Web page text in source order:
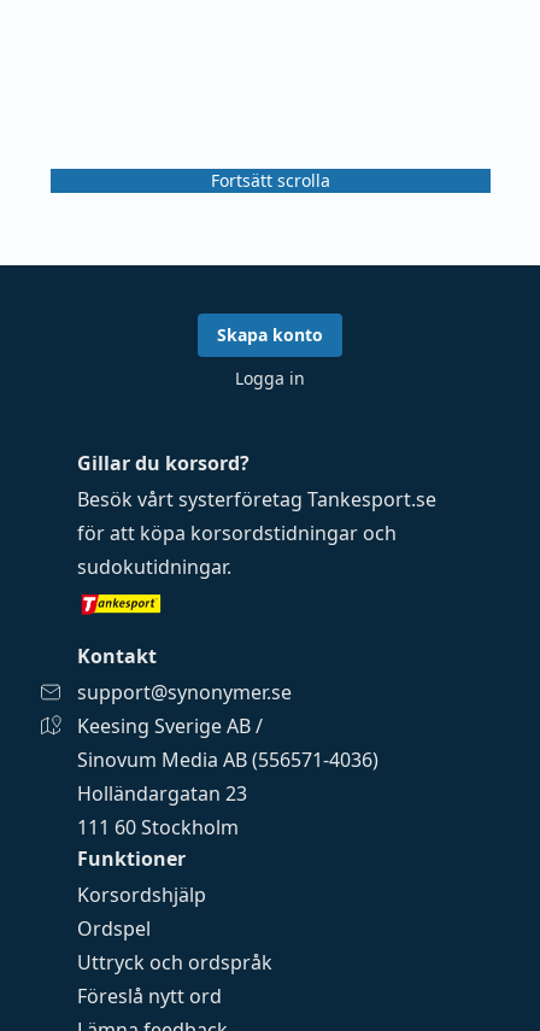
Fortsätt scrolla
Funktioner
Korsordshjälp
Ordspel
Uttryck och ordspråk
Föreslå nytt ord
Gillar du korsord?
Besök vårt systerföretag Tankesport.se
för att köpa korsordstidningar och
sudokutidningar.
Kontakt
support@synonymer.se
Keesing Sverige AB /
Sinovum Media AB (556571-4036)
Holländargatan 23
111 60 Stockholm
Skapa konto
Logga in